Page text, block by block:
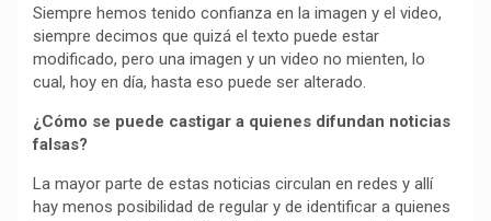
Siempre hemos tenido confianza en la imagen y el video,
siempre decimos que quizá el texto puede estar
modificado, pero una imagen y un video no mienten, lo
cual, hoy en día, hasta eso puede ser alterado.
¿Cómo se puede castigar a quienes difundan noticias
falsas?
La mayor parte de estas noticias circulan en redes y allí
hay menos posibilidad de regular y de identificar a quienes